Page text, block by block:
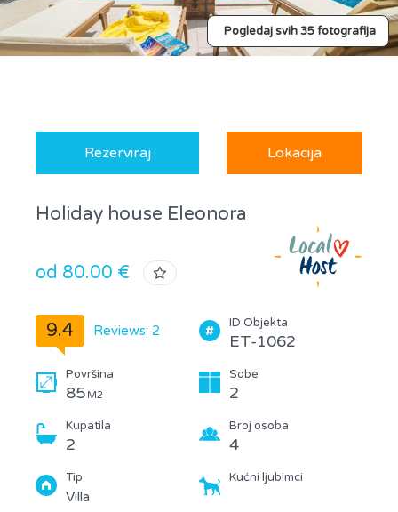
Pogledaj svih 35 fotografija
Rezerviraj Lokacija
Holiday house Eleonora
od 80.00 €
9.4 Reviews: 2 ID Objekta
ET-1062
Površina
85 M2
Sobe
2
Kupatila
2
Broj osoba
4
Tip
Villa
Kućni ljubimci